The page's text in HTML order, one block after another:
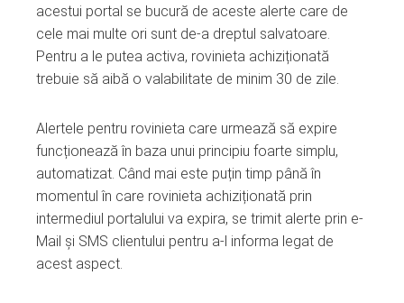
acestui portal se bucură de aceste alerte care de
cele mai multe ori sunt de-a dreptul salvatoare.
Pentru a le putea activa, rovinieta achiziționată
trebuie să aibă o valabilitate de minim 30 de zile.
Alertele pentru rovinieta care urmează să expire
funcționează în baza unui principiu foarte simplu,
automatizat. Când mai este puțin timp până în
momentul în care rovinieta achiziționată prin
intermediul portalului va expira, se trimit alerte prin e-
Mail și SMS clientului pentru a-l informa legat de
acest aspect.